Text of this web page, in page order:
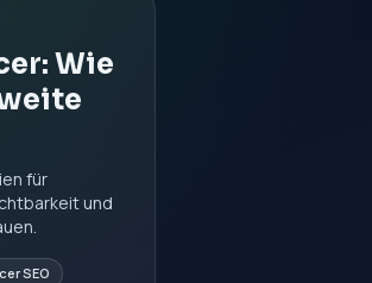
Wie
für
und
SEO